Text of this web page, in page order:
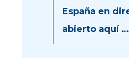
España en
abierto aquí …